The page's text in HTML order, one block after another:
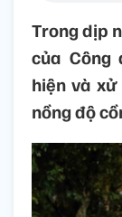
Trong dịp
của Công
hiện và
nồng độ